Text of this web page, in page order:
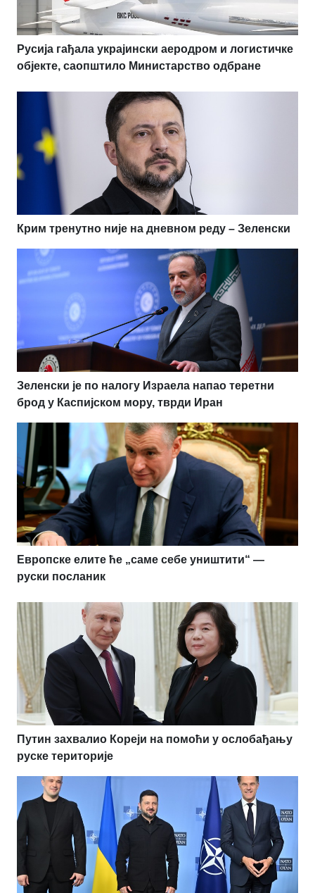
Русија гађала украјински аеродром и логистичке
објекте, саопштило Министарство одбране
Крим тренутно није на дневном реду – Зеленски
Зеленски је по налогу Израела напао теретни
брод у Каспијском мору, тврди Иран
Европске елите ће „саме себе уништити“ —
руски посланик
Путин захвалио Кореји на помоћи у ослобађању
руске територије